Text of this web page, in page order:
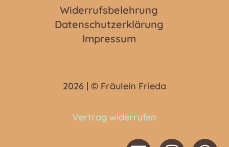
Widerrufsbelehrung
Datenschutzerklärung
Impressum
2026 | © Fräulein Frieda
Vertrag widerrufen